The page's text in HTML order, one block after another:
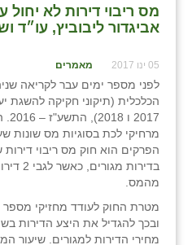
מס ריבוי דירות לא יחול
אביגדור ליבוביץ, עו״ד
05 ינו 2017 מאמרים
לפני מספר ימים עבר לקריאה
הכלכלית (תיקוני חקיקה להשגת
מרחיקי לכת בסוגיות מס שונות
בדירות
מהמס.
מטרת החוק לעודד מחזיקי מספר
ובכך להגדיל את היצע הדירות
גני עם
גנות
ורד יריחו
דקל
זוהר
הדר עם
חבצלת השרון